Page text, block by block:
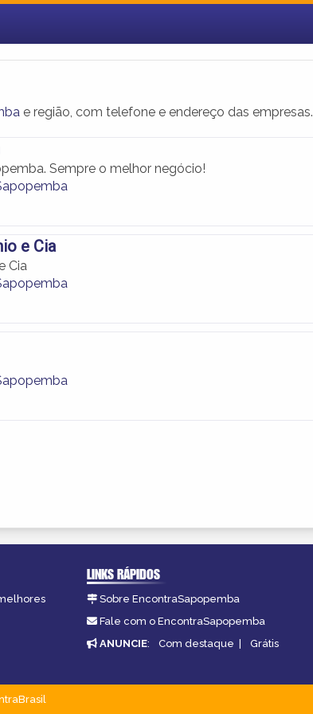
e região, com telefone e endereço das empresas.
Sempre o melhor negócio!
e Cia
Cia
LINKS RÁPIDOS
Sobre EncontraSapopemba
Fale com o EncontraSapopemba
ANUNCIE: Com destaque | Grátis